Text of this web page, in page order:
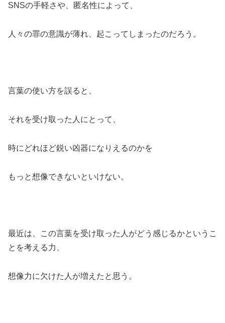
SNSの手軽さや、匿名性によって、
人々の罪の意識が薄れ、起こってしまったのだろう。
言葉の使い方を誤ると、
それを受け取った人にとって、
時にどれほど鋭い凶器になりえるのかを
もっと想像できないといけない。
最近は、この言葉を受け取った人がどう感じるかというこ
とを考える力、
想像力に欠けた人が増えたと思う。